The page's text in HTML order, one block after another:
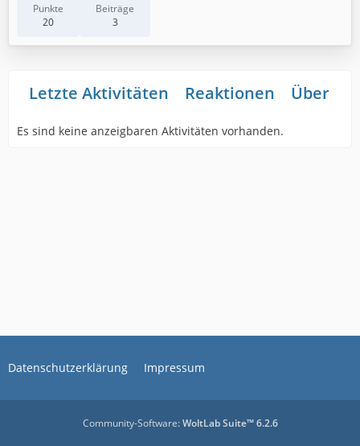
Punkte
20
Beiträge
3
Letzte Aktivitäten Reaktionen Über
Es sind keine anzeigbaren Aktivitäten vorhanden.
Datenschutzerklärung Impressum
Community-Software:WoltLab Suite™ 6.2.6